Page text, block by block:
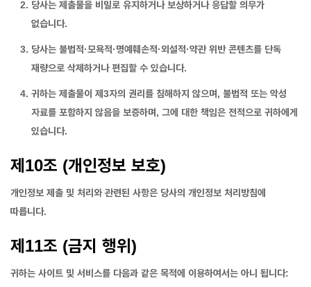
당사는 제출물을 비밀로 유지하거나 보상하거나 응답할 의무가
없습니다.
당사는 불법적·모욕적·명예훼손적·외설적·약관 위반 콘텐츠를 단독
재량으로 삭제하거나 편집할 수 있습니다.
귀하는 제출물이 제3자의 권리를 침해하지 않으며, 불법적 또는 악성
자료를 포함하지 않음을 보증하며, 그에 대한 책임은 전적으로 귀하에게
있습니다.
제10조 (개인정보 보호)
개인정보 제출 및 처리와 관련된 사항은 당사의 개인정보 처리방침에
따릅니다.
제11조 (금지 행위)
귀하는 사이트 및 서비스를 다음과 같은 목적에 이용하여서는 아니 됩니다: